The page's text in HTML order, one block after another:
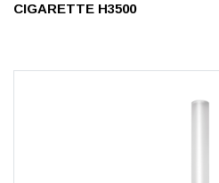
CIGARETTE H3500